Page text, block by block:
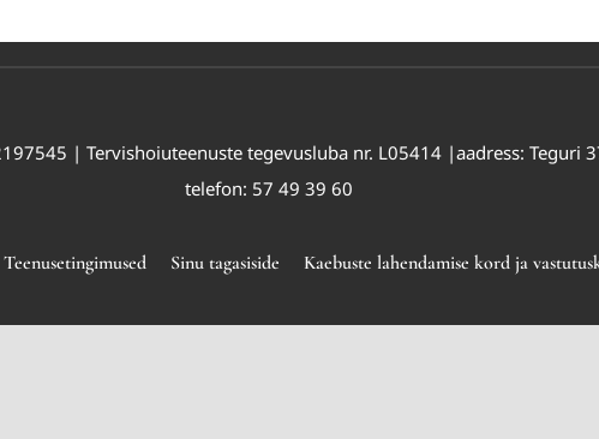
| Tervishoiuteenuste tegevusluba nr. L05414 |aadress: Teguri
telefon: 57 49 39 60
Teenusetingimused Sinu tagasiside Kaebuste lahendamise kord ja